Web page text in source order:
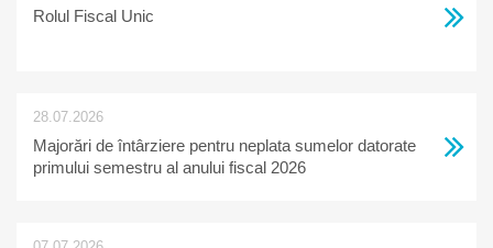
Rolul Fiscal Unic
28.07.2026
Majorări de întârziere pentru neplata sumelor datorate
primului semestru al anului fiscal 2026